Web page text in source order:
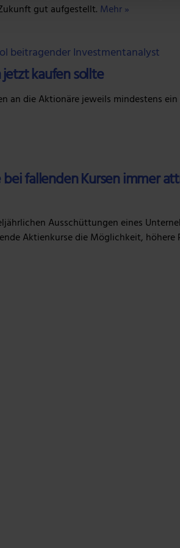
zu analysieren. Außerdem
für soziale Medien, Werbung und
gut aufgestellt. Mehr »
beitragender Investmentanalyst
kaufen sollte
an die Aktionäre jeweils mindestens ein
fallenden Kursen immer
Ausschüttungen eines
Aktienkurse die Möglichkeit, höhere